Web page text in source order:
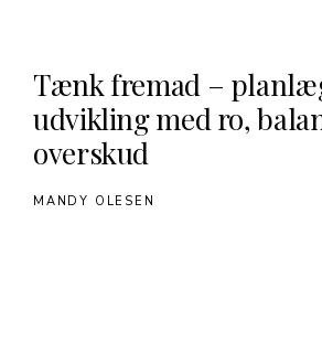
Tænk fremad –
udvikling med ro,
overskud
MANDY OLESEN